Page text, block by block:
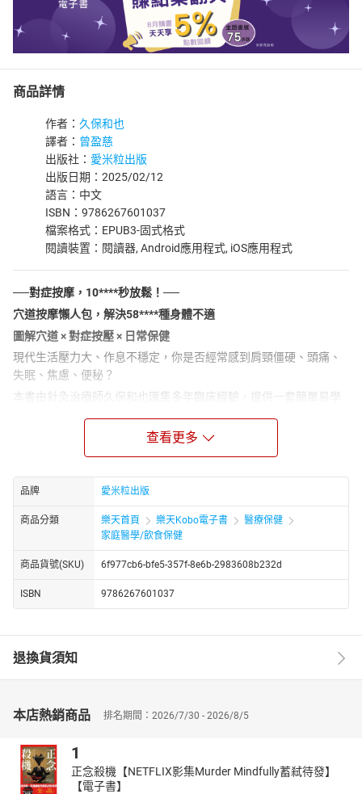
商品詳情
作者： 久保和也
譯者： 曾盈慈
出版社： 愛米粒出版
出版日期：2025/02/12
語言：中文
ISBN：9786267601037
檔案格式：EPUB3-固式格式
閱讀裝置：閱讀器, Android應用程式, iOS應用程式
──對症按摩，10****秒放鬆！──
穴道按摩懶人包，解決58****種身體不適
圖解穴道×對症按壓× 日常保健
現代生活壓力大、作息不穩定，你是否經常感到肩頸僵硬、頭痛、
失眠、焦慮、便秘？
本書由針灸治療師久保和也匯集多年臨床經驗，提供一套簡單易學
即可快速舒緩身體壓力、促進氣血循環，達到調節自律神經的效
速舒緩、放鬆身心！
✔ 肩頸僵硬，難以放鬆？
➤ 找出中府穴，或是胸鎖乳突肌按摩法，緩解壓力帶來的不適。
➤ 按壓天樞穴或章門穴，刺激腸胃蠕動，促進排便。
針對5****大體質，提供精準改善方法！
改善狀態。
‧虛熱體質：降火解熱，調節體內陰陽平衡。
‧胃腸虛弱體質：促進消化功能，減少腹脹與便秘。
查看更多
品牌 愛米粒出版
商品分類 樂天首頁 樂天Kobo電子書
醫療保健
家庭醫學/飲食保健
商品貨號(SKU) 6f977cb6-bfe5-357f-8e6b-2983608b232d
ISBN 9786267601037
退換貨須知
本店熱銷商品 排名期間：2026/7/30 - 2026/8/5
1
正念殺機【NETFLIX影集Murder Mindfully蓄弒待發】
【電子書】